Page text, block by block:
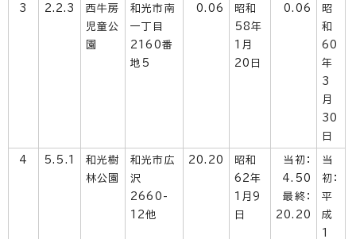
3 2.2.3
西牛房
児童公
園
和光市南
一丁目
2160番
地5
0.06
昭和
58年
1月
20日
0.06
昭
和
60
年
3
月
30
日
4 5.5.1
和光樹
林公園
和光市広
沢
2660-
12他
20.20
昭和
62年
1月9
日
当初：
4.50
最終：
20.20
当
初：
平
成
1